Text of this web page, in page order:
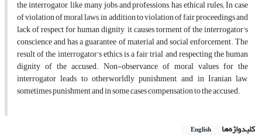
the interrogator, like many jobs and professions, has ethical rules; In case
of violation of moral laws, in addition to violation of fair proceedings and
lack of respect for human dignity, it causes torment of the interrogator's
conscience and has a guarantee of material and social enforcement. The
result of the interrogator's ethics is a fair trial and respecting the human
dignity of the accused. Non-observance of moral values for the
interrogator leads to otherworldly punishment, and in Iranian law,
sometimes punishment and in some cases compensation to the accused.
کلیدواژه‌ها English